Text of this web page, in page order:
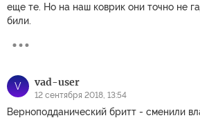
еще те. Но на наш коврик они точно не
били.
V vad-user
12 сентября 2018, 13:54
Верноподданический бритт - сменили